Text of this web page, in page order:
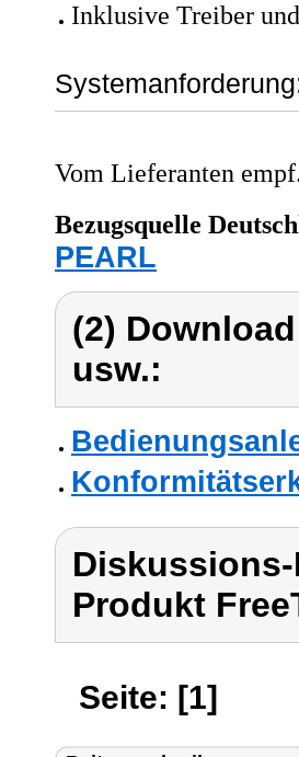
Inklusive Treiber
Vom Lieferanten
Bezugsquelle
PEARL
(2)
usw.:
Produkt
Seite: [1]